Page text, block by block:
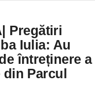
Pregătiri
Iulia: Au
întreținere a
din Parcul